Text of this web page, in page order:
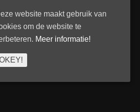
Transport Begeleiding Venlo
| TBVenlo door
website maakt gebruik van
om de website te
Meer informatie!